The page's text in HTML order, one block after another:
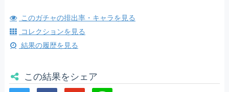
このガチャの排出率・キャラを見る
コレクションを見る
結果の履歴を見る
この結果をシェア